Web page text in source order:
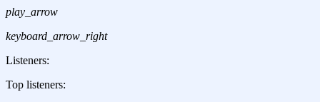
play_arrow
keyboard_arrow_right
Listeners:
Top listeners: